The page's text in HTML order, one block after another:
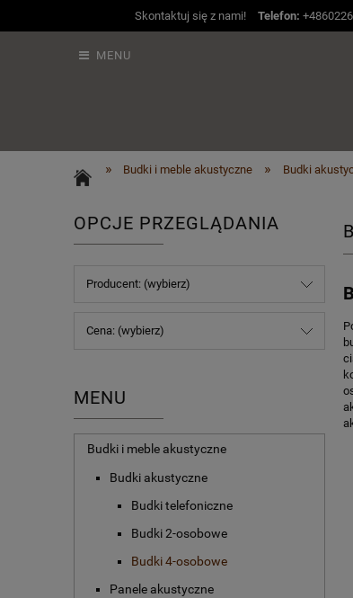
Skontaktuj się z nami! Telefon:
MENU
» Budki i meble akustyczne » Budki
OPCJE PRZEGLĄDANIA
Producent: (wybierz)
Cena: (wybierz)
MENU
Budki i meble akustyczne
Budki akustyczne
Budki telefoniczne
Budki 2-osobowe
Budki 4-osobowe
Panele akustyczne